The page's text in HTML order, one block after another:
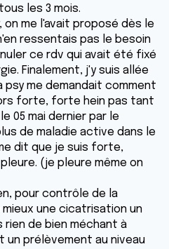
les 3 mois.
on me l'avait proposé dès le
ressentais pas le besoin
ce rdv qui avait été fixé
Finalement, j'y suis allée
psy me demandait comment
forte, forte hein pas tant
05 mai dernier par le
de maladie active dans le
dit que je suis forte,
(je pleure même on
pour contrôle de la
une cicatrisation un
de bien méchant à
un prélèvement au niveau